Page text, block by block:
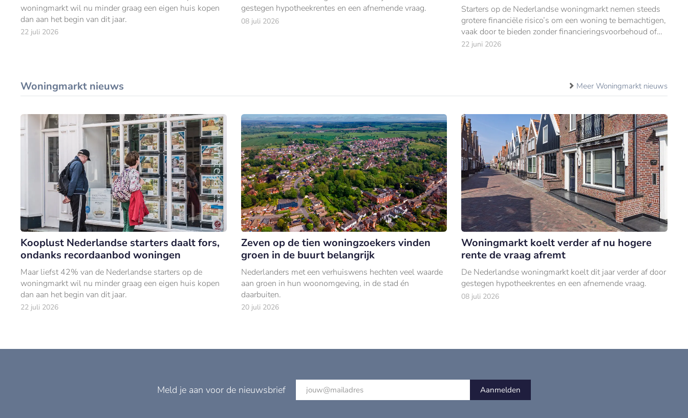
woningmarkt wil nu minder graag een eigen huis kopen
dan aan het begin van dit jaar.
22 juli 2026
gestegen hypotheekrentes en een afnemende vraag.
08 juli 2026
Starters op de Nederlandse woningmarkt nemen steeds
grotere financiële risico’s om een woning te bemachtigen,
vaak door te bieden zonder financieringsvoorbehoud of
bouwkundige keuring.
22 juni 2026
Woningmarkt nieuws Meer Woningmarkt nieuws
Kooplust Nederlandse starters daalt fors,
ondanks recordaanbod woningen
Maar liefst 42% van de Nederlandse starters op de
woningmarkt wil nu minder graag een eigen huis kopen
dan aan het begin van dit jaar.
22 juli 2026
Zeven op de tien woningzoekers vinden
groen in de buurt belangrijk
Nederlanders met een verhuiswens hechten veel waarde
aan groen in hun woonomgeving, in de stad én
daarbuiten.
20 juli 2026
Woningmarkt koelt verder af nu hogere
rente de vraag afremt
De Nederlandse woningmarkt koelt dit jaar verder af door
gestegen hypotheekrentes en een afnemende vraag.
08 juli 2026
Meld je aan voor de nieuwsbrief Aanmelden